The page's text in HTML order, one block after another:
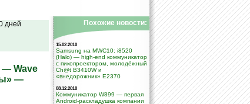
дней
— Wave
—
Похожие новости:
15.02.2010
Samsung на MWC10: i8520
(Halo) — high-end коммуникатор
с пикопроектором, молодёжный
Ch@t B3410W и
«внедорожник» E2370
08.12.2010
Коммуникатор W899 — первая
Android-раскладушка компании